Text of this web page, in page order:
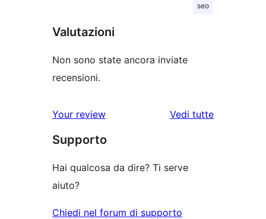
seo
Valutazioni
Non sono state ancora inviate
recensioni.
Your review Vedi tuttele
Supporto
Hai qualcosa da dire? Ti serve
aiuto?
Chiedi nel forum di supporto